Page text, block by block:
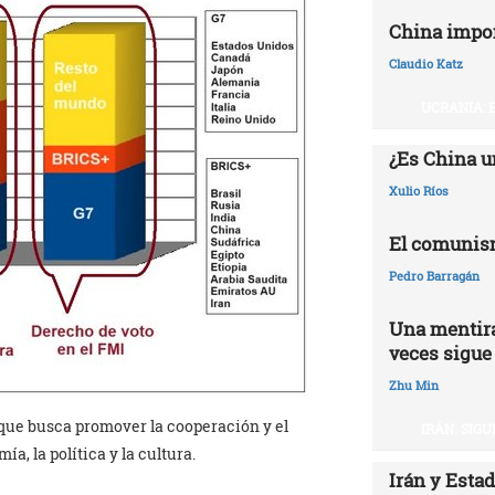
busca promover la cooperación y el
la política y la cultura.
China
Claudio Katz
¿Es China
Xulio Ríos
El
Pedro Barragán
Una
veces
Zhu Min
Irán y